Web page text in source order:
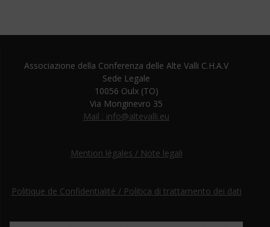
Associazione della Conferenza delle Alte Valli C.H.A.V
Sede Legale
10056 Oulx (TO)
Via Monginevro 35
Mail : info@altevalli.eu
Mention légales / Note legali
Politique de Confidentialité / Politica di trattamento dei dati